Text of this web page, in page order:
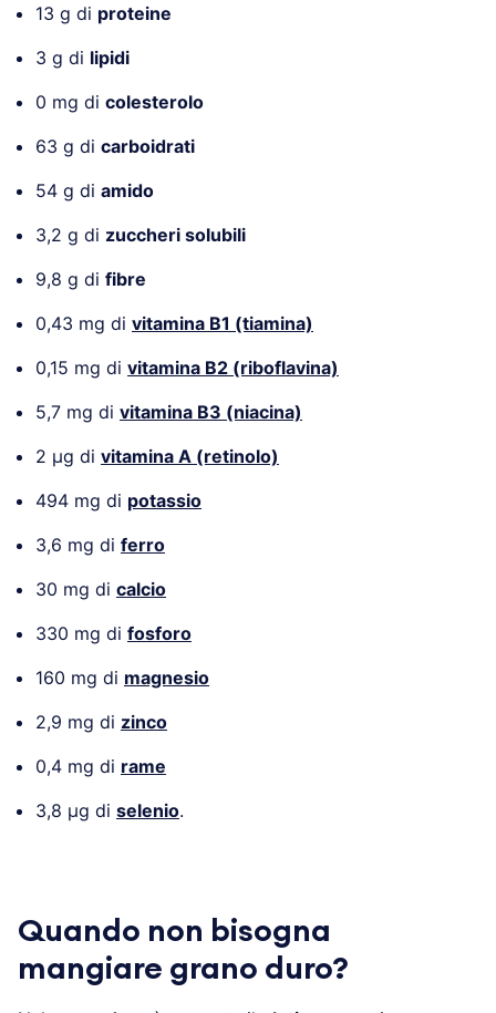
13 g di proteine
3 g di lipidi
0 mg di colesterolo
63 g di carboidrati
54 g di amido
3,2 g di zuccheri solubili
9,8 g di fibre
0,43 mg di vitamina B1 (tiamina)
0,15 mg di vitamina B2 (riboflavina)
5,7 mg di vitamina B3 (niacina)
2 µg di vitamina A (retinolo)
494 mg di potassio
3,6 mg di ferro
30 mg di calcio
330 mg di fosforo
160 mg di magnesio
2,9 mg di zinco
0,4 mg di rame
3,8 µg di selenio.
Quando non bisogna
mangiare grano duro?